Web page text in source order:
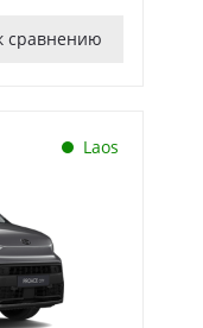
сравнению
Laos